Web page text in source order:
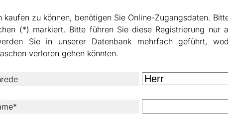
kaufen zu können, benötigen Sie Online-Zugangsdaten.
(*) markiert. Bitte führen Sie diese Registrierung nur
Sie in unserer Datenbank mehrfach geführt,
verloren gehen könnten.